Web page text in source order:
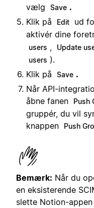
vælg
Save .
Klik på
Edit ud
aktivér dine
users
Update
users ).
Klik på
Save .
Når API-
åbne fanen
Push
gruppér, du vil
knappen
Push
Bemærk: Når du
en eksisterende
slette Notion-